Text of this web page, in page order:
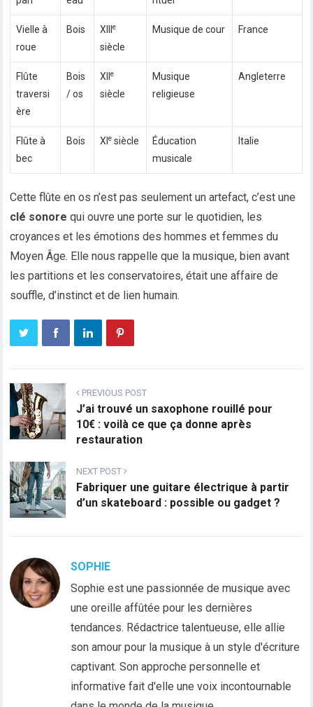
Vielle à
roue
Bois XIIIe
siècle
Musique de cour France
Flûte
traversi
ère
Bois
/ os
XIIe
siècle
Musique
religieuse
Angleterre
Flûte à
bec
Bois XIe siècle
Éducation
musicale
Italie
Cette flûte en os n’est pas seulement un artefact, c’est une
clé sonore qui ouvre une porte sur le quotidien, les
croyances et les émotions des hommes et femmes du
Moyen Âge. Elle nous rappelle que la musique, bien avant
les partitions et les conservatoires, était une affaire de
souffle, d’instinct et de lien humain.
PREVIOUS POST
J’ai trouvé un saxophone rouillé pour
10€ : voilà ce que ça donne après
restauration
NEXT POST
Fabriquer une guitare électrique à partir
d’un skateboard : possible ou gadget ?
SOPHIE
Sophie est une passionnée de musique avec
une oreille affûtée pour les dernières
tendances. Rédactrice talentueuse, elle allie
son amour pour la musique à un style d'écriture
captivant. Son approche personnelle et
informative fait d'elle une voix incontournable